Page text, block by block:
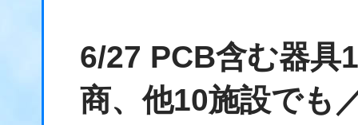
6/27 PCB含む器
商、他10施設でも